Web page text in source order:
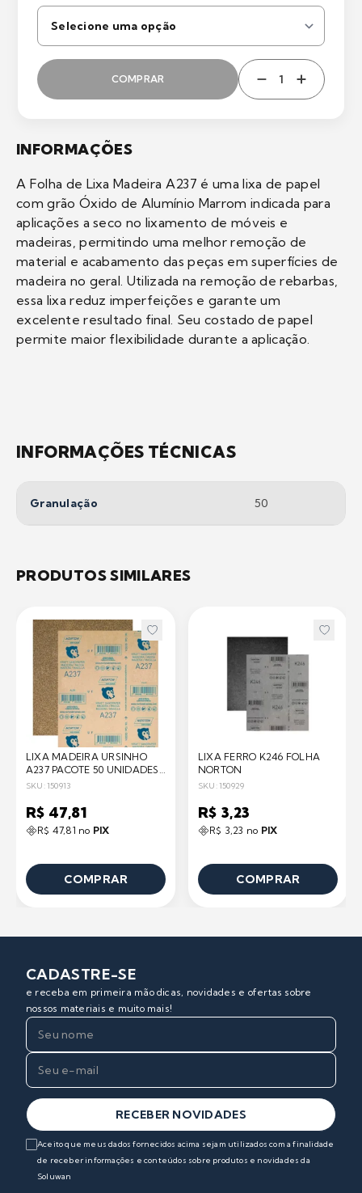
COMPRAR
INFORMAÇÕES
A Folha de Lixa Madeira A237 é uma lixa de papel
com grão Óxido de Alumínio Marrom indicada para
aplicações a seco no lixamento de móveis e
madeiras, permitindo uma melhor remoção de
material e acabamento das peças em superfícies de
madeira no geral. Utilizada na remoção de rebarbas,
essa lixa reduz imperfeições e garante um
excelente resultado final. Seu costado de papel
permite maior flexibilidade durante a aplicação.
INFORMAÇÕES TÉCNICAS
Granulação 50
PRODUTOS SIMILARES
LIXA MADEIRA URSINHO
A237 PACOTE 50 UNIDADES
NORTON
SKU: 150913
R$ 47,81
R$ 47,81 no PIX
COMPRAR
LIXA FERRO K246 FOLHA
NORTON
SKU: 150929
R$ 3,23
R$ 3,23 no PIX
COMPRAR
CADASTRE-SE
e receba em primeira mão dicas, novidades e ofertas sobre
nossos materiais e muito mais!
RECEBER NOVIDADES
Aceito que meus dados fornecidos acima sejam utilizados com a finalidade
de receber informações e conteúdos sobre produtos e novidades da
Soluwan